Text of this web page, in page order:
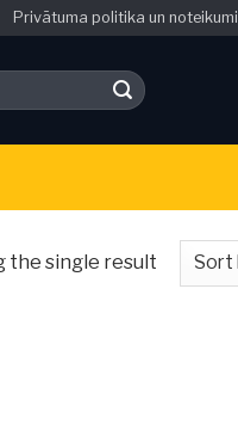
Privātuma politika un noteikumi
the single result